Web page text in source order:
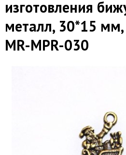
изготовления
металл, 30*15
MR-MPR-030